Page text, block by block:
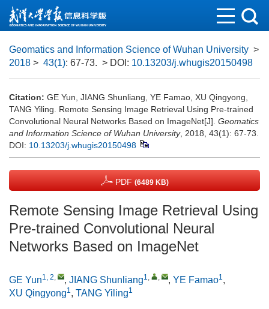
Geomatics and Information Science of Wuhan University >
2018 > 43(1): 67-73. > DOI: 10.13203/j.whugis20150498
Citation: GE Yun, JIANG Shunliang, YE Famao, XU Qingyong,
TANG Yiling. Remote Sensing Image Retrieval Using Pre-trained
Convolutional Neural Networks Based on ImageNet[J]. Geomatics
and Information Science of Wuhan University, 2018, 43(1): 67-73.
DOI: 10.13203/j.whugis20150498
PDF (6489 KB)
Remote Sensing Image Retrieval Using
Pre-trained Convolutional Neural
Networks Based on ImageNet
GE Yun1, 2, , JIANG Shunliang1, , , YE Famao1,
XU Qingyong1, TANG Yiling1